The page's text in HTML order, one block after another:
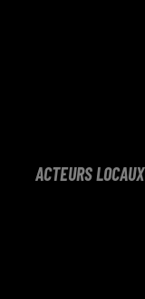
ACTEURS LOCAUX